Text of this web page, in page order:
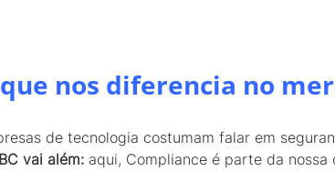
nos diferencia no
de tecnologia costumam falar em
vai além: aqui, Compliance é parte da